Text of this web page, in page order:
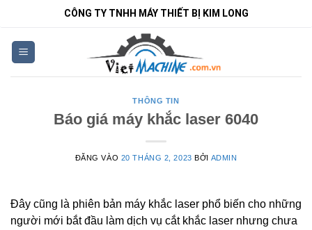
nội
dung
CÔNG TY TNHH MÁY THIẾT BỊ KIM LONG
THÔNG TIN
Báo giá máy khắc laser 6040
ĐĂNG VÀO 20 THÁNG 2, 2023 BỞI ADMIN
Đây cũng là phiên bản máy khắc laser phổ biến cho những
người mới bắt đầu làm dịch vụ cắt khắc laser nhưng chưa